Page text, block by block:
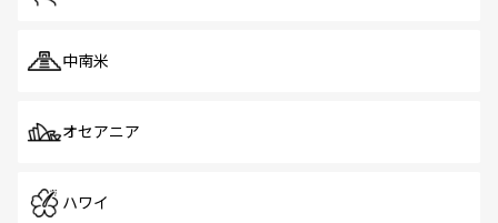
中南米
オセアニア
ハワイ